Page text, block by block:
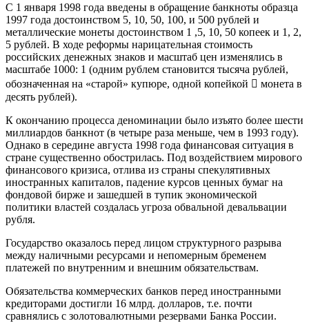
С 1 января 1998 года введены в обращение банкноты образца
1997 года достоинством 5, 10, 50, 100, и 500 рублей и
металлические монеты достоинством 1 ,5, 10, 50 копеек и 1, 2,
5 рублей. В ходе реформы нарицательная стоимость
российских денежных знаков и масштаб цен изменялись в
масштабе 1000: 1 (одним рублем становится тысяча рублей,
обозначенная на «старой» купюре, одной копейкой  монета в
десять рублей).
К окончанию процесса деноминации было изъято более шести
миллиардов банкнот (в четыре раза меньше, чем в 1993 году).
Однако в середине августа 1998 года финансовая ситуация в
стране существенно обострилась. Под воздействием мирового
финансового кризиса, отлива из страны спекулятивных
иностранных капиталов, падение курсов ценных бумаг на
фондовой бирже и зашедшей в тупик экономической
политики властей создалась угроза обвальной девальвации
рубля.
Государство оказалось перед лицом структурного разрыва
между наличными ресурсами и непомерным бременем
платежей по внутренним и внешним обязательствам.
Обязательства коммерческих банков перед иностранными
кредиторами достигли 16 млрд. долларов, т.е. почти
сравнялись с золотовалютными резервами Банка России.